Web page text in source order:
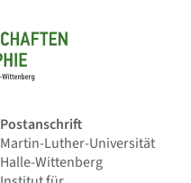
Postanschrift
Martin-Luther-Universität
Halle-Wittenberg